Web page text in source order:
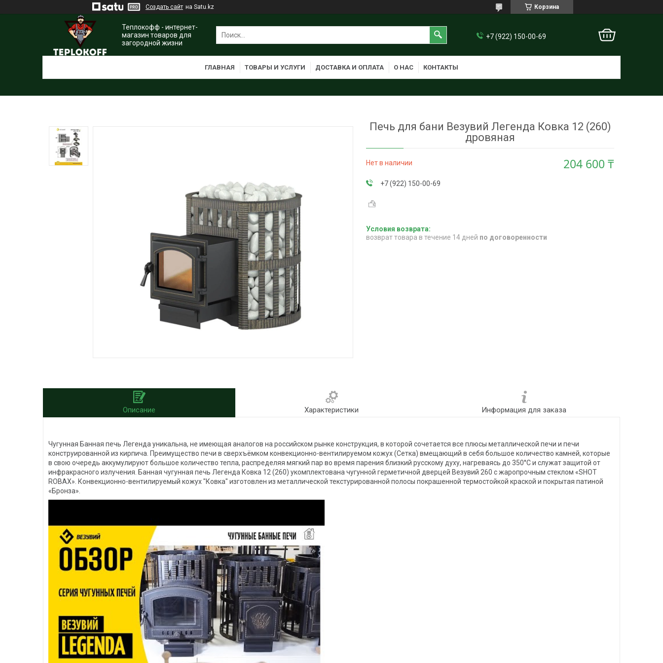
Создать сайт на Satu.kz Корзина
Теплокофф - интернет-
магазин товаров для
загородной жизни
+7 (922) 150-00-69
ГЛАВНАЯ ТОВАРЫ И УСЛУГИ ДОСТАВКА И ОПЛАТА О НАС КОНТАКТЫ
Печь для бани Везувий Легенда Ковка 12 (260)
дровяная
Нет в наличии 204 600 ₸
+7 (922) 150-00-69
возврат товара в течение 14 дней по договоренности
Описание Характеристики Информация для заказа
Чугунная Банная печь Легенда уникальна, не имеющая аналогов на российском рынке конструкция, в которой сочетается все плюсы металлической печи и печи
конструированной из кирпича. Преимущество печи в сверхъёмком конвекционно-вентилируемом кожух (Сетка) вмещающий в себя большое количество камней, которые
в свою очередь аккумулируют большое количество тепла, распределяя мягкий пар во время парения близкий русскому духу, нагреваясь до 350°С и служат защитой от
инфракрасного излучения. Банная чугунная печь Легенда Ковка 12 (260) укомплектована чугунной герметичной дверцей Везувий 260 с жаропрочным стеклом «SHOT
ROBAX». Конвекционно-вентилируемый кожух "Ковка" изготовлен из металлической текстурированной полосы покрашенной термостойкой краской и покрытая патиной
«Бронза».